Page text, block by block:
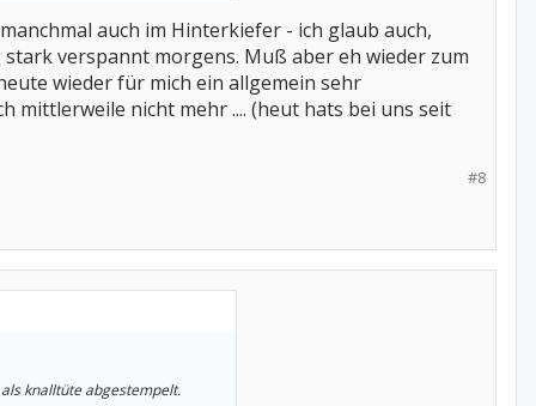
auch im Hinterkiefer - ich glaub auch,
verspannt morgens. Muß aber eh wieder zum
wieder für mich ein allgemein sehr
mittlerweile nicht mehr .... (heut hats bei uns seit
#8
knalltüte abgestempelt.